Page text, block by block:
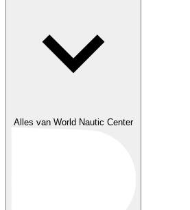
Alles van World Nautic Center